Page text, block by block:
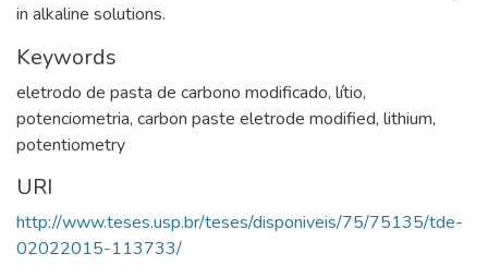
in alkaline solutions.
Keywords
eletrodo de pasta de carbono modificado, lítio,
potenciometria, carbon paste eletrode modified, lithium,
potentiometry
URI
http://www.teses.usp.br/teses/disponiveis/75/75135/tde-
02022015-113733/